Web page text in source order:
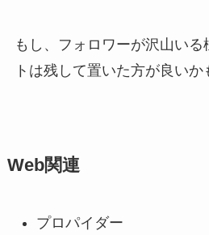
もし、フォロワーが沢山い
トは残して置いた方が良いか
Web関連
プロパイダー